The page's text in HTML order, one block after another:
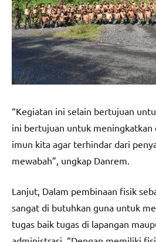
“Kegiatan ini selain bertujuan
ini bertujuan untuk meningkatkan
imun kita agar terhindar dari
mewabah”, ungkap Danrem.
Lanjut, Dalam pembinaan fisik
sangat di butuhkan guna untuk
tugas baik tugas di lapangan